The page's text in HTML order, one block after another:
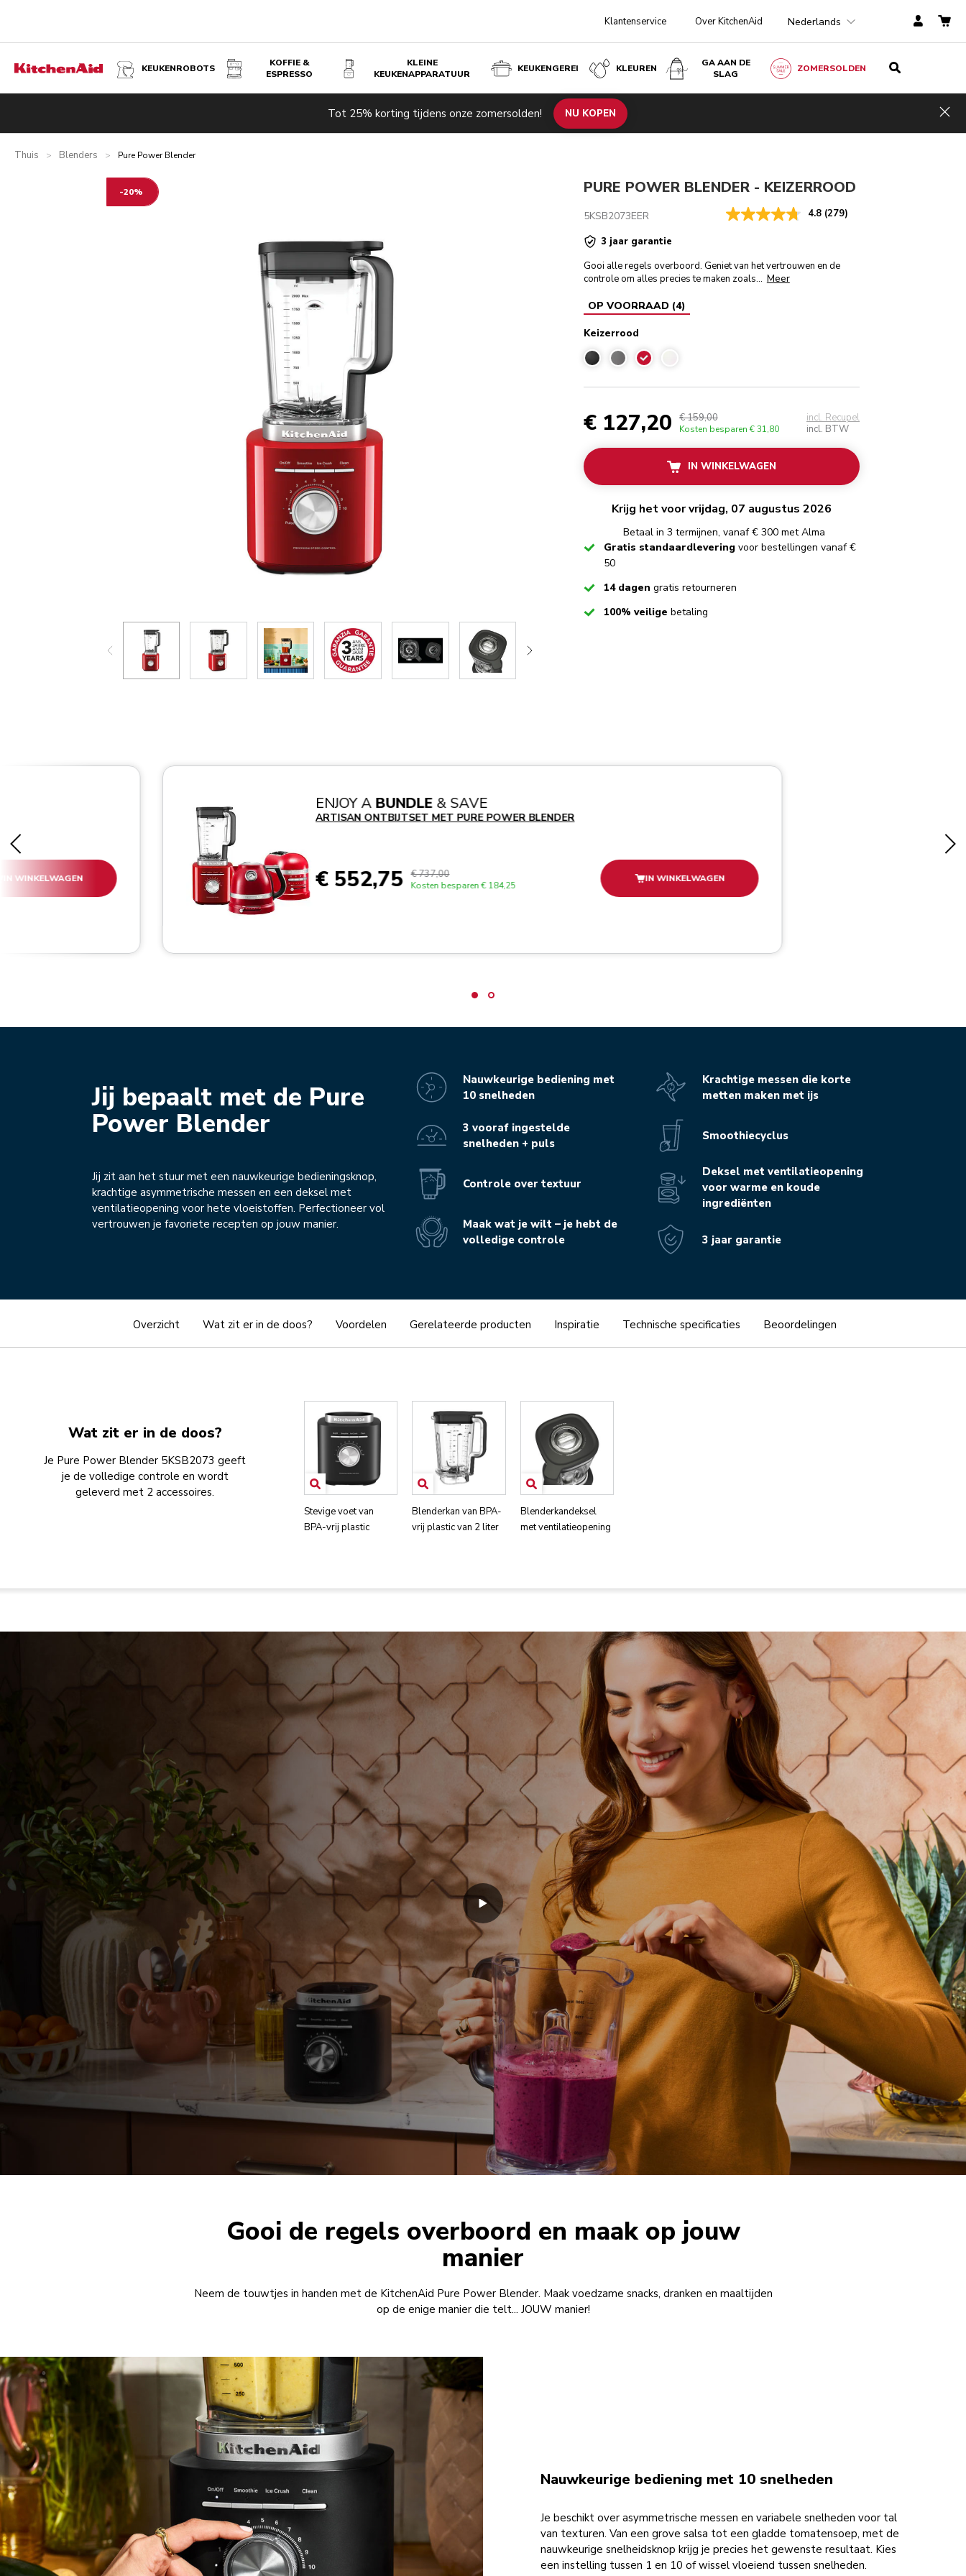
Klantenservice Over KitchenAid Nederlands
KEUKENROBOTS
KOFFIE &
ESPRESSO
KLEINE
KEUKENAPPARATUUR
KEUKENGEREI KLEUREN
GA AAN DE
SLAG
ZOMERSOLDEN
Tot 25% korting tijdens onze zomersolden! NU KOPEN
Thuis > Blenders > Pure Power Blender
Gerelateerde producten Inspiratie Technische specificaties Beoordelingen
-20% PURE POWER BLENDER - KEIZERROOD
5KSB2073EER 4.8 (279)
3 jaar garantie
Gooi alle regels overboord. Geniet van het vertrouwen en de
controle om alles precies te maken zoals... Meer
OP VOORRAAD (4)
Keizerrood
Keizerrood
€ 127,20 € 159,00
Kosten besparen € 31,80
incl. Recupel
incl. BTW
IN WINKELWAGEN
Krijg het voor vrijdag, 07 augustus 2026
Betaal in 3 termijnen, vanaf € 300 met Alma
CheckedGratis standaardlevering voor bestellingen vanaf €
50
Checked14 dagen gratis retourneren
Checked100% veilige betaling
IN WINKELWAGEN
ENJOY A BUNDLE & SAVE
ARTISAN ONTBIJTSET MET PURE POWER BLENDER
€ 552,75 € 737,00
Kosten besparen € 184,25
IN WINKELWAGEN
Jij bepaalt met de Pure
Power Blender
Jij zit aan het stuur met een nauwkeurige bedieningsknop,
krachtige asymmetrische messen en een deksel met
ventilatieopening voor hete vloeistoffen. Perfectioneer vol
vertrouwen je favoriete recepten op jouw manier.
Nauwkeurige bediening met
10 snelheden
3 vooraf ingestelde
snelheden + puls
Controle over textuur
Maak wat je wilt – je hebt de
volledige controle
Krachtige messen die korte
metten maken met ijs
Smoothiecyclus
Deksel met ventilatieopening
voor warme en koude
ingrediënten
3 jaar garantie
Overzicht Wat zit er in de doos? Voordelen Gerelateerde producten Inspiratie Technische specificaties Beoordelingen
Wat zit er in de doos?
Je Pure Power Blender 5KSB2073 geeft
je de volledige controle en wordt
geleverd met 2 accessoires.
Stevige voet van
BPA-vrij plastic
Blenderkan van BPA-
vrij plastic van 2 liter
Blenderkandeksel
met ventilatieopening
Gooi de regels overboord en maak op jouw
manier
Neem de touwtjes in handen met de KitchenAid Pure Power Blender. Maak voedzame snacks, dranken en maaltijden
op de enige manier die telt... JOUW manier!
Nauwkeurige bediening met 10 snelheden
Je beschikt over asymmetrische messen en variabele snelheden voor tal
van texturen. Van een grove salsa tot een gladde tomatensoep, met de
nauwkeurige snelheidsknop krijg je precies het gewenste resultaat. Kies
een instelling tussen 1 en 10 of wissel vloeiend tussen snelheden.